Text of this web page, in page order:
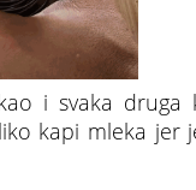
i svaka druga
kapi mleka jer